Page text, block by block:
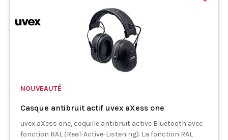
NOUVEAUTÉ
Casque antibruit actif uvex aXess one
uvex aXess one, coquille antibruit active Bluetooth avec
fonction RAL (Real-Active-Listening). La fonction RAL